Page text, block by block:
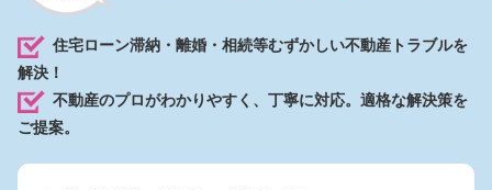
住宅ローン滞納・離婚・相続等むずかしい不動産トラブルを
解決！
不動産のプロがわかりやすく、丁寧に対応。適格な解決策を
ご提案。